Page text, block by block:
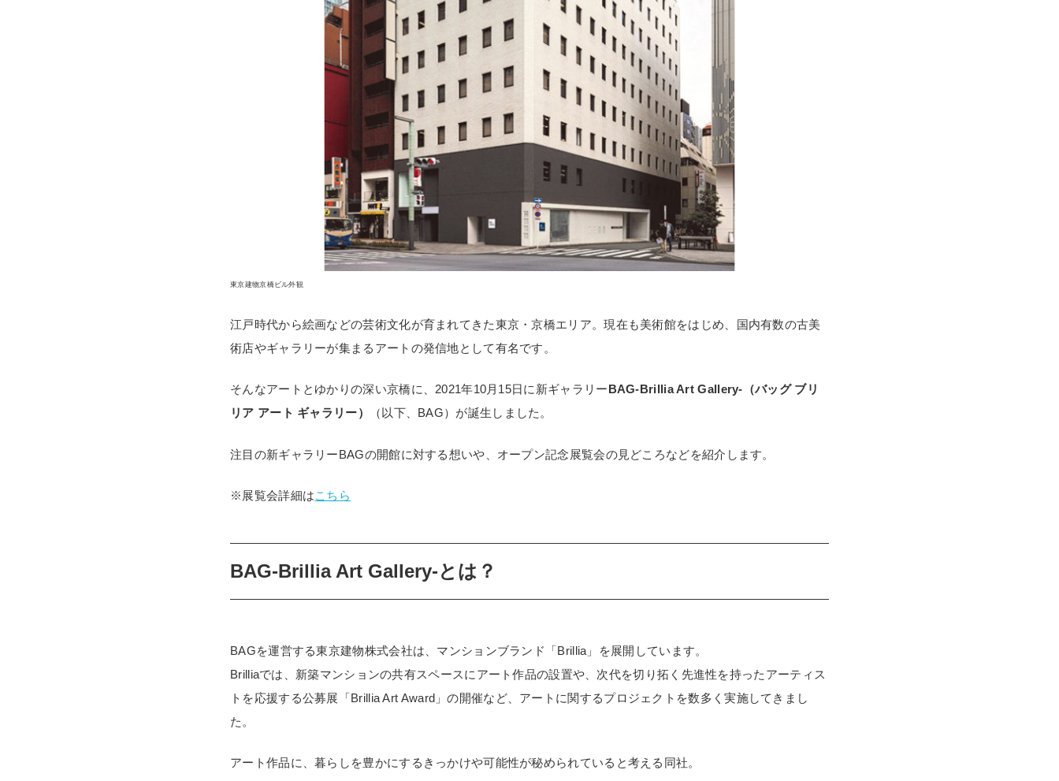
東京建物京橋ビル外観
江戸時代から絵画などの芸術文化が育まれてきた東京・京橋エリア。現在も美術館をはじめ、国内有数の古美
術店やギャラリーが集まるアートの発信地として有名です。
そんなアートとゆかりの深い京橋に、2021年10月15日に新ギャラリーBAG-Brillia Art Gallery-（バッグ ブリ
リア アート ギャラリー）
（以下、BAG）が誕生しました。
注目の新ギャラリーBAGの開館に対する想いや、オープン記念展覧会の見どころなどを紹介します。
※展覧会詳細はこちら
BAG-Brillia Art Gallery-とは？
BAGを運営する東京建物株式会社は、マンションブランド「Brillia」を展開しています。
Brilliaでは、新築マンションの共有スペースにアート作品の設置や、次代を切り拓く先進性を持ったアーティス
トを応援する公募展「Brillia Art Award」の開催など、アートに関するプロジェクトを数多く実施してきまし
た。
アート作品に、暮らしを豊かにするきっかけや可能性が秘められていると考える同社。